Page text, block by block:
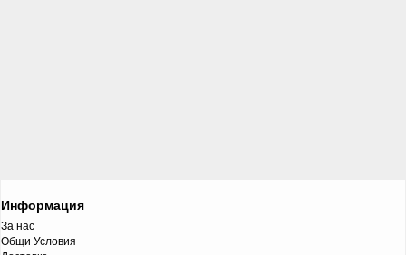
Информация
За нас
Общи Условия